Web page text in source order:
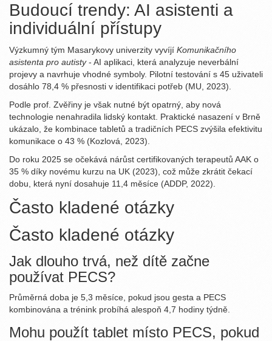
Budoucí trendy: AI asistenti a
individuální přístupy
Výzkumný tým Masarykovy univerzity vyvíjí Komunikačního
asistenta pro autisty- AI aplikaci, která analyzuje neverbální
projevy a navrhuje vhodné symboly. Pilotní testování s 45 uživateli
dosáhlo 78,4 % přesnosti v identifikaci potřeb (MU, 2023).
Podle prof. Zvěřiny je však nutné být opatrný, aby nová
technologie nenahradila lidský kontakt. Praktické nasazení v Brně
ukázalo, že kombinace tabletů a tradičních PECS zvýšila efektivitu
komunikace o 43 % (Kozlová, 2023).
Do roku 2025 se očekává nárůst certifikovaných terapeutů AAK o
35 % díky novému kurzu na UK (2023), což může zkrátit čekací
dobu, která nyní dosahuje 11,4 měsíce (ADDP, 2022).
Často kladené otázky
Často kladené otázky
Jak dlouho trvá, než dítě začne
používat PECS?
Průměrná doba je 5,3 měsíce, pokud jsou gesta a PECS
kombinována a trénink probíhá alespoň 4,7 hodiny týdně.
Mohu použít tablet místo PECS, pokud